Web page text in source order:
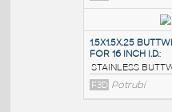
1.5X1.5X.125
FOR 10
STAINLESS
F3D Potrubí